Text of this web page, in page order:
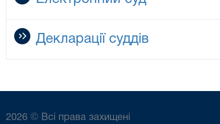
Декларації суддів
2026 © Всі права захищені